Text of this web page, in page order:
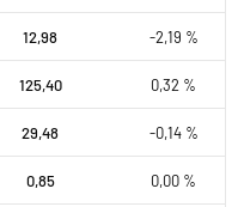
12,98 -2,19 %
125,40 0,32 %
29,48 -0,14 %
0,85 0,00 %